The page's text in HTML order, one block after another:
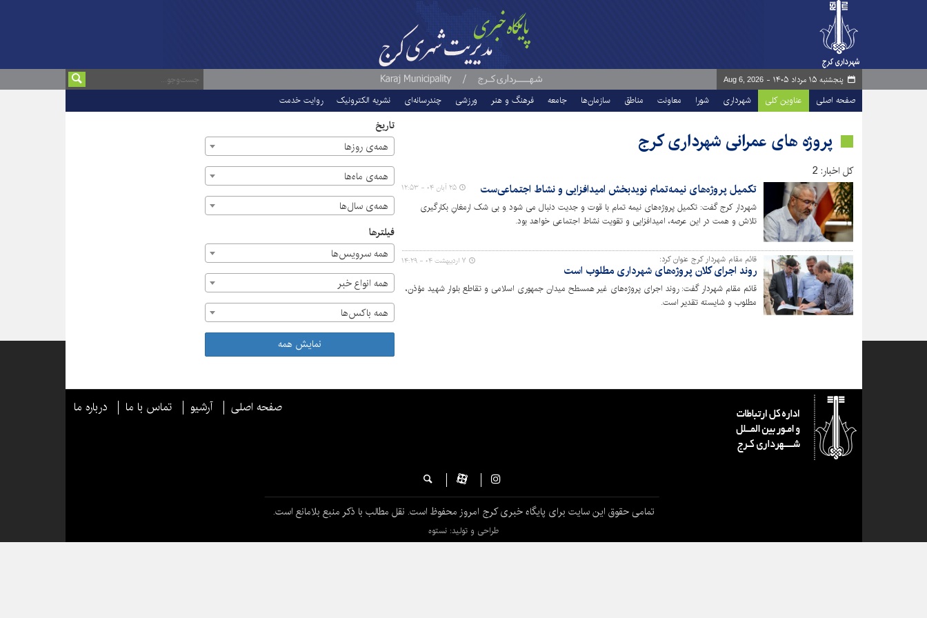
پنجشنبه ۱۵ مرداد ۱۴۰۵ - Aug 6, 2026
صفحه اصلی عناوین کلی شهرداری شورا معاونت مناطق سازمان‌ها جامعه فرهنگ و هنر ورزشی چندرسانه‌ای نشریه الکترونیک روایت خدمت
پروژه های عمرانی شهرداری کرج
کل اخبار: 2
تکمیل پروژه‌های نیمه‌تمام نویدبخش امیدافزایی و نشاط اجتماعی‌ست
شهردار کرج گفت: تکمیل پروژه‌های نیمه تمام با قوت و جدیت دنبال می شود و بی شک ارمغانِ بکارگیری
تلاش و همت در این عرصه، امیدافزایی و تقویت نشاط اجتماعی خواهد بود.
۲۵ آبان ۰۴ - ۱۲:۵۳
قائم مقام شهردار کرج عنوان کرد:
روند اجرای کلان پروژه‌های شهرداری مطلوب است
قائم مقام شهردار گفت: روند اجرای پروژه‌های غیر همسطح میدان جمهوری اسلامی و تقاطع بلوار شهید مؤذن،
مطلوب و شایسته تقدیر است.
۷ اردیبهشت ۰۴ - ۱۴:۲۹
تاریخ
همه‌ی روزها
همه‌ی ماه‌ها
همه‌ی سال‌ها
فیلترها
همه سرویس‌ها
همه انواع خبر
همه باکس‌ها
نمایش همه
صفحه اصلی آرشیو تماس با ما درباره ما
تمامی حقوق این سایت برای پایگاه خبری کرج امروز محفوظ است. نقل مطالب با ذکر منبع بلامانع است.
طراحی و تولید: نستوه